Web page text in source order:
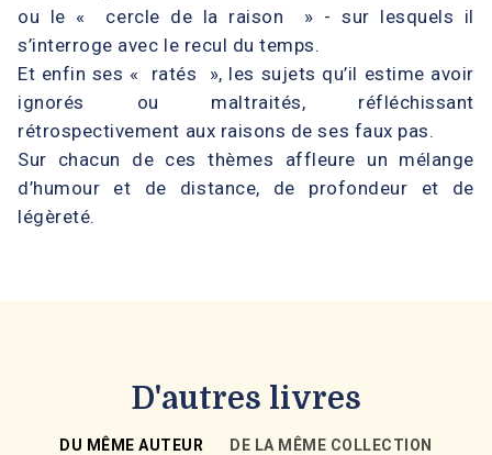
ou le « cercle de la raison » - sur lesquels il
s’interroge avec le recul du temps.
Et enfin ses « ratés », les sujets qu’il estime avoir
ignorés ou maltraités, réfléchissant
rétrospectivement aux raisons de ses faux pas.
Sur chacun de ces thèmes affleure un mélange
d’humour et de distance, de profondeur et de
légèreté.
D'autres livres
DU MÊME AUTEUR DE LA MÊME COLLECTION